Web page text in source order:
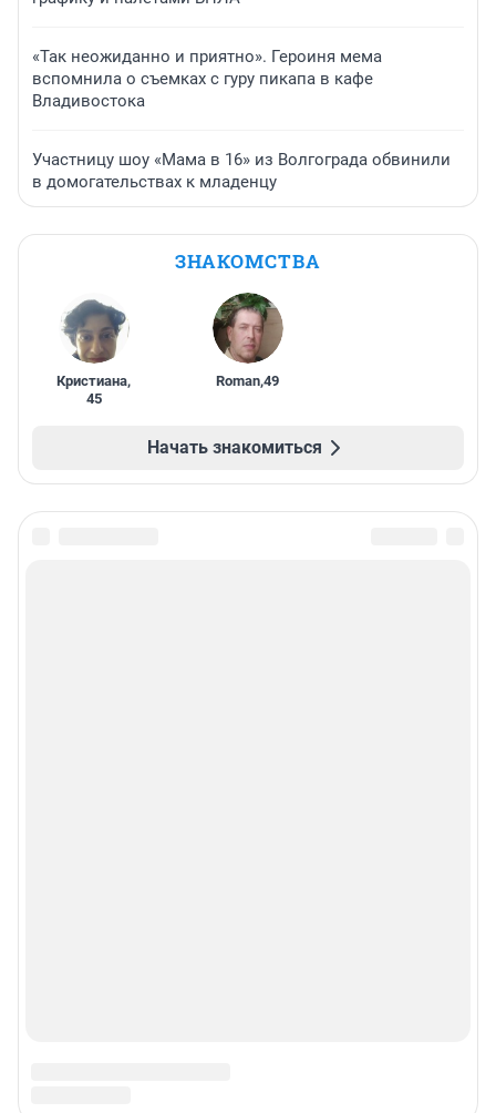
«Так неожиданно и приятно». Героиня мема
вспомнила о съемках с гуру пикапа в кафе
Владивостока
Участницу шоу «Мама в 16» из Волгограда обвинили
в домогательствах к младенцу
ЗНАКОМСТВА
Кристиана,
45
Roman,49
Начать знакомиться